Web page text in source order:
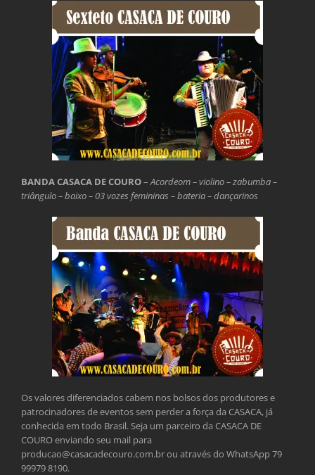
BANDA CASACA DE COURO–Acordeom – violino – zabumba –
triângulo – baixo – 03 vozes femininas – bateria – dançarinos
Os valores diferenciados cabem nos bolsos dos produtores e
patrocinadores de eventos sem perder a força da CASACA, já
conhecida em todo Brasil. Seja um parceiro da CASACA DE
COURO enviando seu mail para
producao@casacadecouro.com.br ou através do WhatsApp 79
99979 8190.